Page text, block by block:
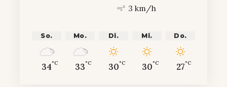
3 km/h
So.
34°C
Mo.
33°C
Di.
30°C
Mi.
30°C
Do.
27°C